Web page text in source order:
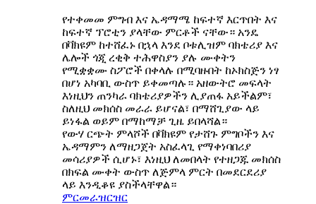
የተቀመመ ምግብ እና ኤዳማሜ ከፍተኛ እርጥበት እና
ከፍተኛ ፕሮቲን ያላቸው ምርቶች ናቸው። አንዴ
በቫክዩም ከተሸፈኑ በኋላ እንደ ቦቱሊዝም ባክቴሪያ እና
ሌሎች ጎጂ ረቂቅ ተሕዋስያን ያሉ ሙቀትን
የሚቋቋሙ ስፖሮች በቀላሉ በሚባዙበት ከኦክስጅን ነፃ
በሆነ አካባቢ ውስጥ ይቀመጣሉ። አዘውትሮ መፍላት
እነዚህን ጠንካራ ባክቴሪያዎችን ሊያጠፋ አይችልም፣
ስለዚህ መክሰስ መራራ ይሆናል፣ በማሸጊያው ላይ
ይነፋል ወይም በማከማቻ ጊዜ ይበላሻል።
የውሃ ርጭት ምላሾች በቫክዩም የታሸጉ ምግቦችን እና
ኤዳማምን ለማዘጋጀት አስፈላጊ የማቀነባበሪያ
መሳሪያዎች ሲሆኑ፣ እነዚህ ለመበላት የተዘጋጁ መክሰስ
በክፍል ሙቀት ውስጥ ለጅምላ ምርት በመደርደሪያ
ላይ እንዲቆዩ ያስችላቸዋል።
ምርመራዝርዝር